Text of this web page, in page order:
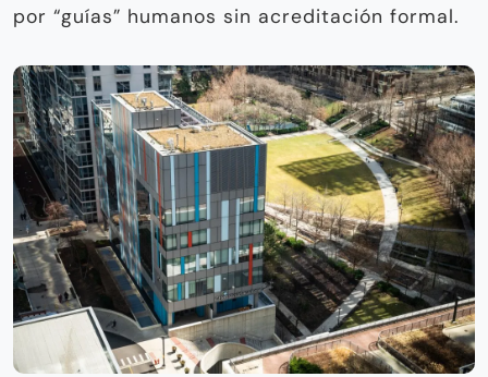
por “guías” humanos sin acreditación formal.